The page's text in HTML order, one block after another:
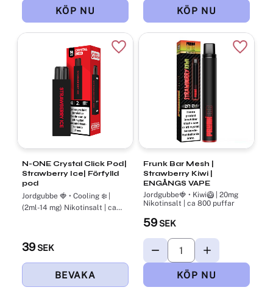
N-ONE Crystal Click Pod|
Strawberry Ice| Förfylld
pod
Jordgubbe 🍓 • Cooling ❄️ |
(2ml-14 mg) Nikotinsalt | ca
39 SEK
Lägg till i favoriter
Frunk Bar Mesh |
Strawberry Kiwi |
ENGÅNGS VAPE
Jordgubbe🍓 • Kiwi🥝 | 20mg
Nikotinsalt | ca 800 puffar
59 SEK
Lägg